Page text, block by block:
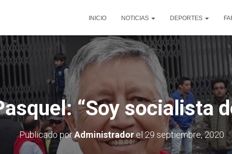
INICIO NOTICIAS DEPORTES
“Soy socialista
Publicado porAdministradorel29 septiembre, 2020